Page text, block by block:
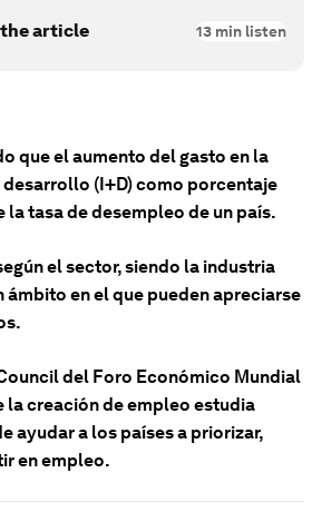
article 13 min listen
que el aumento del gasto en la
(I+D) como porcentaje
la tasa de desempleo de un país.
el sector, siendo la industria
ámbito en el que pueden apreciarse
del Foro Económico Mundial
la creación de empleo estudia
ayudar a los países a priorizar,
en empleo.